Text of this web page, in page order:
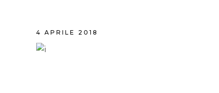
4 APRILE 2018